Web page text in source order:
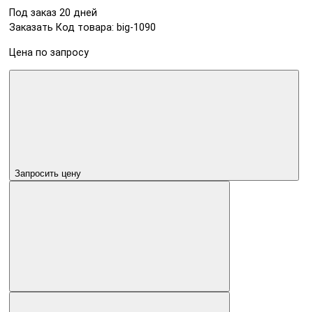
Под заказ 20 дней
Заказать Код товара: big-1090
Цена по запросу
Запросить цену